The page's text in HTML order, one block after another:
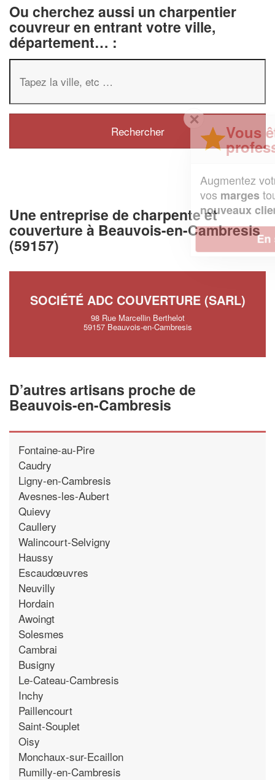
Ou cherchez aussi un charpentier
couvreur en entrant votre ville,
département… :
Une entreprise de charpente et
couverture à Beauvois-en-Cambresis
(59157)
SOCIÉTÉ ADC COUVERTURE (SARL)
98 Rue Marcellin Berthelot
59157 Beauvois-en-Cambresis
D’autres artisans proche de
Beauvois-en-Cambresis
Fontaine-au-Pire
Caudry
Ligny-en-Cambresis
Avesnes-les-Aubert
Quievy
Caullery
Walincourt-Selvigny
Haussy
Escaudœuvres
Neuvilly
Hordain
Awoingt
Solesmes
Cambrai
Busigny
Le-Cateau-Cambresis
Inchy
Paillencourt
Saint-Souplet
Oisy
Monchaux-sur-Ecaillon
Rumilly-en-Cambresis
✕
Vous êtes un
professionnel ?
chiffre d'affaires et
tout en gagnant de
nouveaux clients!
En savoir plus